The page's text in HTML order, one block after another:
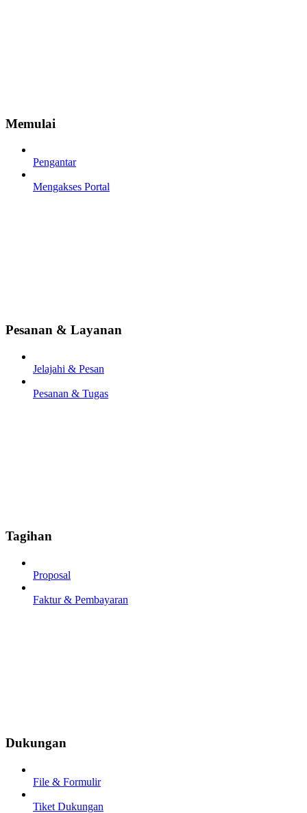
Memulai
Pengantar
Mengakses Portal
Pesanan & Layanan
Jelajahi & Pesan
Pesanan & Tugas
Tagihan
Proposal
Faktur & Pembayaran
Dukungan
File & Formulir
Tiket Dukungan